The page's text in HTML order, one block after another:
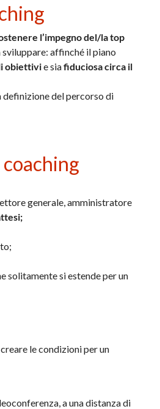
l’impegno del/la top
sviluppare: affinché il piano
obiettivie siafiduciosa circa il
del percorso di
generale, amministratore
solitamente si estende per un
le condizioni per un
a una distanza di